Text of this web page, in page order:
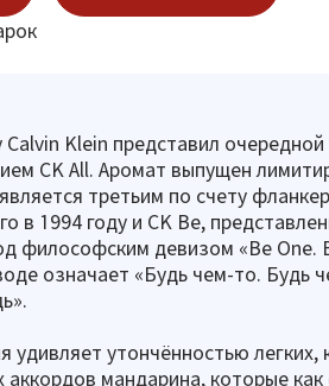
Calvin Klein представил
CK All. Аромат выпущен
третьим по счету
в 1994 году и CK Be,
философским девизом «Be One.
означает «Будь чем-то. Будь
удивляет утончённостью легких,
аккордов мандарина, которые как